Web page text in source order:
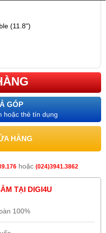
(11.8")
GÓP
hoặc thẻ tín dụng
HÀNG
hoặc (024)3941.3862
TẠI DIGI4U
100%